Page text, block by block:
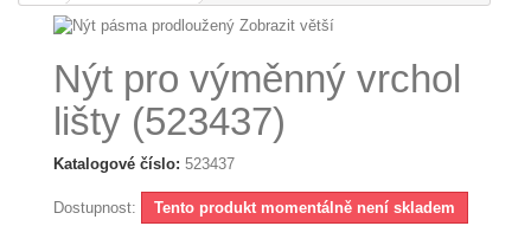
Zobrazit větší
Nýt pro výměnný vrchol
lišty (523437)
Katalogové číslo: 523437
Dostupnost: Tento produkt momentálně není skladem